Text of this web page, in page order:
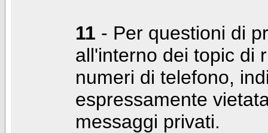
11 - Per questioni di
all'interno dei topic di
numeri di telefono,
espressamente
messaggi privati.